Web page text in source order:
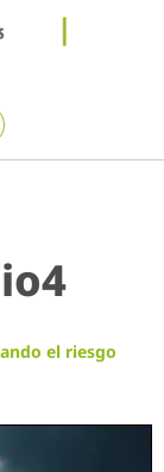
el riesgo